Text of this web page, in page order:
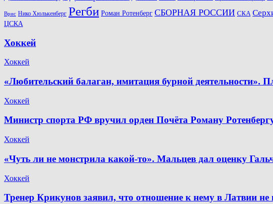
Врис Нико Хюлькенберг Регби Роман Ротенберг СБОРНАЯ РОССИИ СКА
ЦСКА
Хоккей
Хоккей
«Любительский балаган, имитация бурной
Хоккей
Министр спорта РФ вручил орден Почёта Роману
Хоккей
«Чуть ли не монстрила какой-то». Мальцев дал оценку
Хоккей
Тренер Крикунов заявил, что отношение к нему в Латвии